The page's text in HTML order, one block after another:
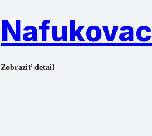
Zobraziť detail